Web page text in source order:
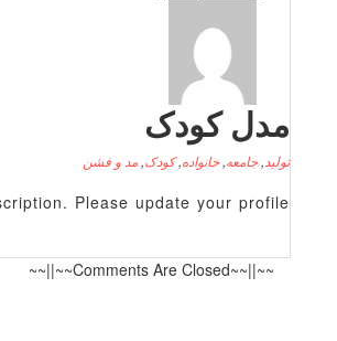
کودک
جامعه,خانواده,کودک,مد و فشن
No description. Please update your